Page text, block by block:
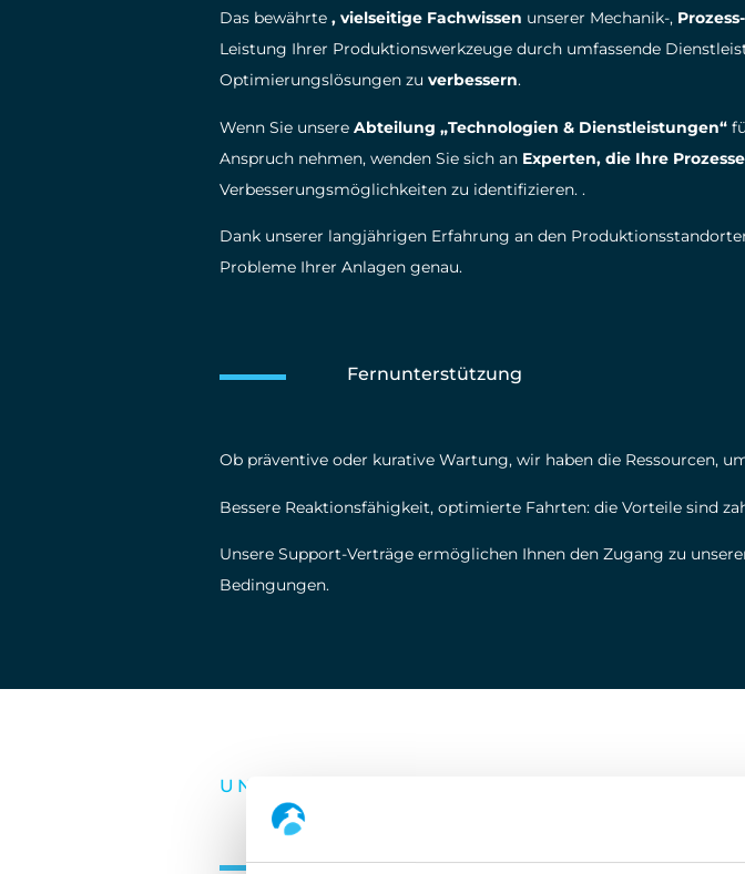
Das bewährte, vielseitige Fachwissen unserer Mechanik-,
Leistung Ihrer Produktionswerkzeuge durch umfassende
Optimierungslösungen zuverbessern.
Wenn Sie unsereAbteilung „Technologien & Dienstleistungen“
Anspruch nehmen, wenden Sie sich an Experten, die Ihre
Verbesserungsmöglichkeiten zu identifizieren. .
Dank unserer langjährigen Erfahrung an den
Probleme Ihrer Anlagen genau.
Fernunterstützung
Ob präventive oder kurative Wartung, wir haben die Ressourcen,
Bessere Reaktionsfähigkeit, optimierte Fahrten: die Vorteile sind
Unsere Support-Verträge ermöglichen Ihnen den Zugang zu
Bedingungen.
UNSERE DIENSTLEISTUNGEN
Profitieren Sie von einer Reihe von